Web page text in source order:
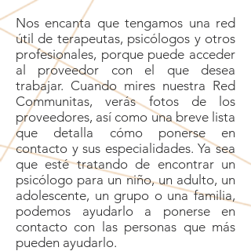
Nos encanta que tengamos una red
útil de terapeutas, psicólogos y otros
profesionales, porque puede acceder
al proveedor con el que desea
trabajar. Cuando mires nuestra Red
Communitas, verás fotos de los
proveedores, así como una breve lista
que detalla cómo ponerse en
contacto y sus especialidades. Ya sea
que esté tratando de encontrar un
psicólogo para un niño, un adulto, un
adolescente, un grupo o una familia,
podemos ayudarlo a ponerse en
contacto con las personas que más
pueden ayudarlo.